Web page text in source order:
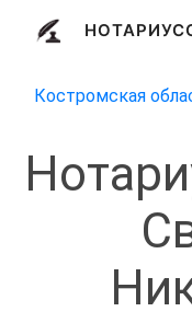
Костромская